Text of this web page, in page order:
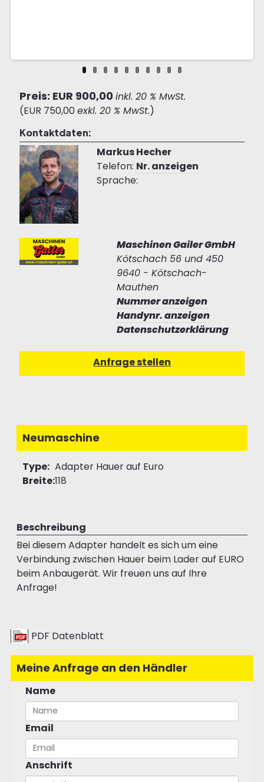
Preis: EUR 900,00 inkl. 20 % MwSt.
(EUR 750,00 exkl. 20 % MwSt.)
Kontaktdaten:
Markus Hecher
Telefon: Nr. anzeigen
Sprache:
Maschinen Gailer GmbH
Kötschach 56 und 450
9640 - Kötschach-
Mauthen
Nummer anzeigen
Handynr. anzeigen
Datenschutzerklärung
Neumaschine
Type: Adapter Hauer auf Euro
Breite:118
Beschreibung
Bei diesem Adapter handelt es sich um eine
Verbindung zwischen Hauer beim Lader auf EURO
beim Anbaugerät. Wir freuen uns auf Ihre
Anfrage!
PDF Datenblatt
Meine Anfrage an den Händler
Name
Email
Anschrift